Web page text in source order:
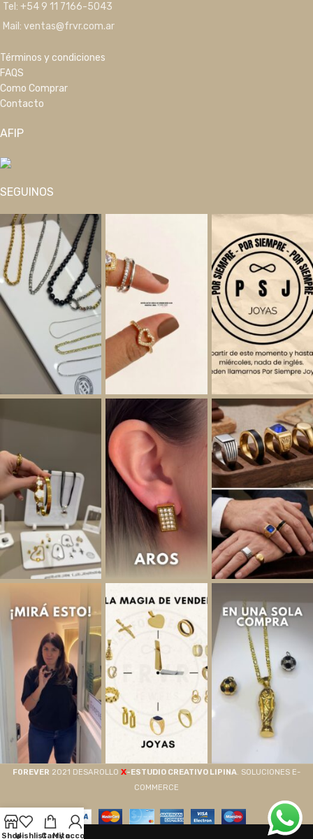
Tel: +54 9 11 7166-5043
Mail: ventas@frvr.com.ar
Términos y condiciones
FAQS
Como Comprar
Contacto
AFIP
SEGUINOS
F0REVER 2021 DESAROLLO X-ESTUDIO CREATIVO LIPINA. SOLUCIONES E-
COMMERCE
ShopWishlistCarrito
My account